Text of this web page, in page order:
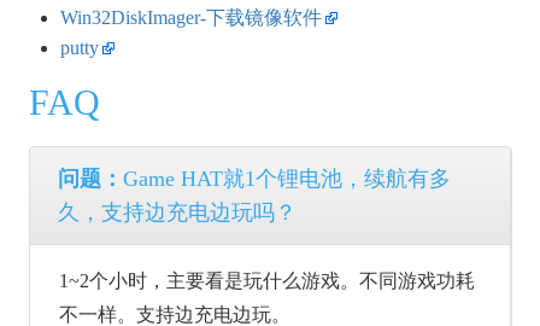
Win32DiskImager-下载镜像软件
putty
FAQ
问题： Game HAT就1个锂电池，续航有多
久，支持边充电边玩吗？
1~2个小时，主要看是玩什么游戏。不同游戏功耗
不一样。支持边充电边玩。